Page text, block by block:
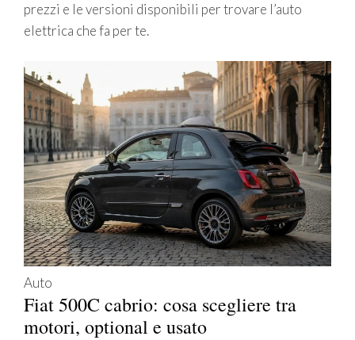
prezzi e le versioni disponibili per trovare l’auto
elettrica che fa per te.
Auto
Fiat 500C cabrio: cosa scegliere tra
motori, optional e usato